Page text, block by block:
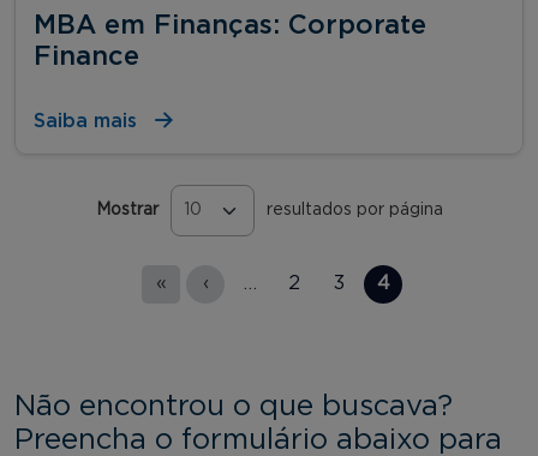
MBA em Finanças: Corporate
Finance
Saiba mais
Mostrar resultados por página
« ‹ 2 3 4
Não encontrou o que buscava?
Preencha o formulário abaixo para